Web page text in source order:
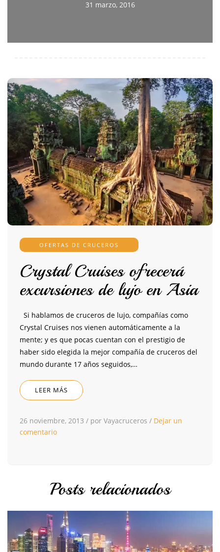
31 marzo, 2016
OFERTAS DE CRUCEROS
Crystal Cruises ofrecerá
excursiones de lujo en Asia
Si hablamos de cruceros de lujo, compañías como
Crystal Cruises nos vienen automáticamente a la
mente; y es que pocas cuentan con el prestigio de
haber sido elegida la mejor compañía de cruceros del
mundo durante 17 años seguidos,…
LEER MÁS
26 noviembre, 2013 / por Vayacruceros / Dejar un
comentario
Posts relacionados